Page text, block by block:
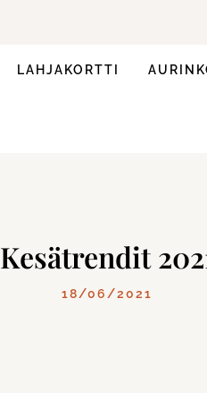
LAHJAKORTTI
Kesätrendit
18/06/2021